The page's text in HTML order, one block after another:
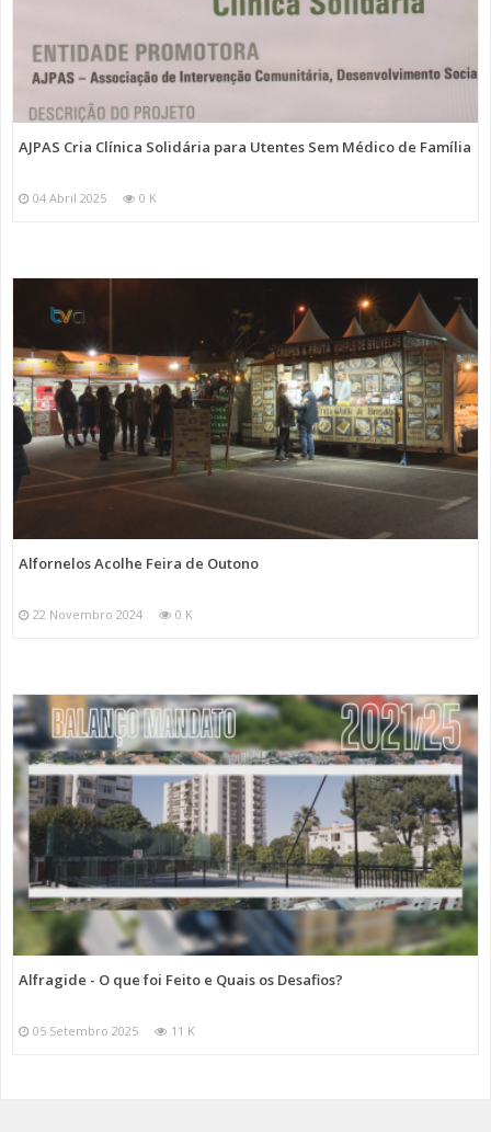
AJPAS Cria Clínica Solidária para Utentes Sem Médico de Família
04 Abril 2025 0 K
Alfornelos Acolhe Feira de Outono
22 Novembro 2024 0 K
Alfragide - O que foi Feito e Quais os Desafios?
05 Setembro 2025 11 K